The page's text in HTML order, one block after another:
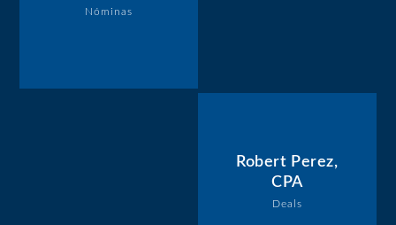
Nóminas
Robert Perez,
CPA
Deals